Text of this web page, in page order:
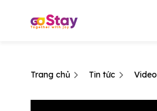
Trang chủ Tin tức Video